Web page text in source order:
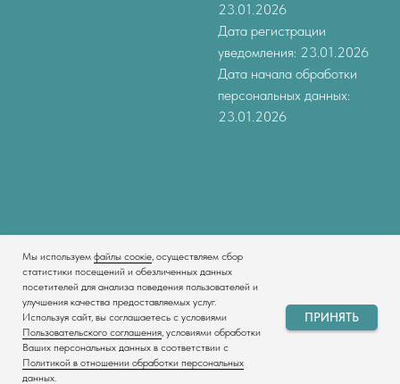
Мы используем файлы соокіе, осуществляем сбор
статистики посещений и обезличенных данных
посетителей для анализа поведения пользователей и
улучшения качества предоставляемых услуг.
Используя сайт, вы соглашаетесь с условиями
Пользовательского соглашения, условиями обработки
Ваших персональных данных в соответствии с
Политикой в отношении обработки персональных
данных.
ПРИНЯТЬ
23.01.2026
Дата регистрации
уведомления: 23.01.2026
Дата начала обработки
персональных данных:
23.01.2026
Главная
Made on Tilda